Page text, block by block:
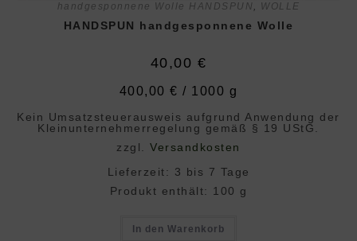
handgesponnene Wolle HANDSPUN , WOLLE
HANDSPUN handgesponnene Wolle
40,00 €
400,00€ / 1000 g
Kein Umsatzsteuerausweis aufgrund Anwendung der
Klein­unternehmer­regelung gemäß § 19 UStG.
zzgl.Versandkosten
Lieferzeit: 3 bis 7 Tage
Produkt enthält: 100 g
In den Warenkorb